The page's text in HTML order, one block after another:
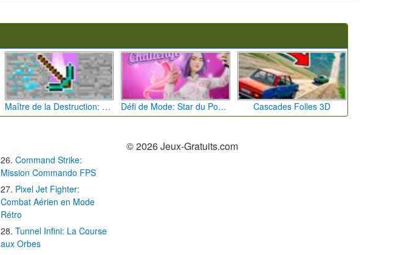
Maître de la Destruction: Fusion de Pioches Défi de Mode: Star du Podium Cascades Folles 3D
Command Strike:
Mission Commando FPS
Pixel Jet Fighter:
Combat Aérien en Mode
Rétro
Tunnel Infini: La Course
aux Orbes
© 2026 Jeux-Gratuits.com